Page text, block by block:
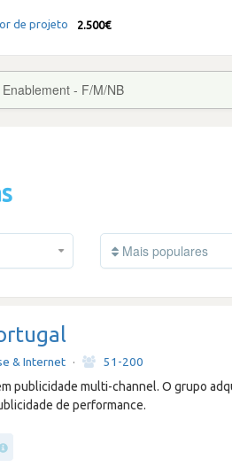
de projeto 2.500€
Enablement - F/M/NB
Mais populares
& Internet ·
51-200
publicidade multi-channel. O grupo
de performance.